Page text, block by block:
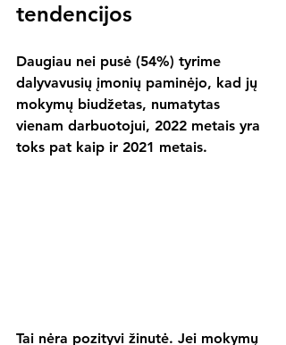
tendencijos
Daugiau nei pusė (54%) tyrime
dalyvavusių įmonių paminėjo, kad jų
mokymų biudžetas, numatytas
vienam darbuotojui, 2022 metais yra
toks pat kaip ir 2021 metais.
Tai nėra pozityvi žinutė. Jei mokymų